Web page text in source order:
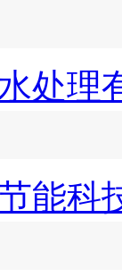
处理
能科